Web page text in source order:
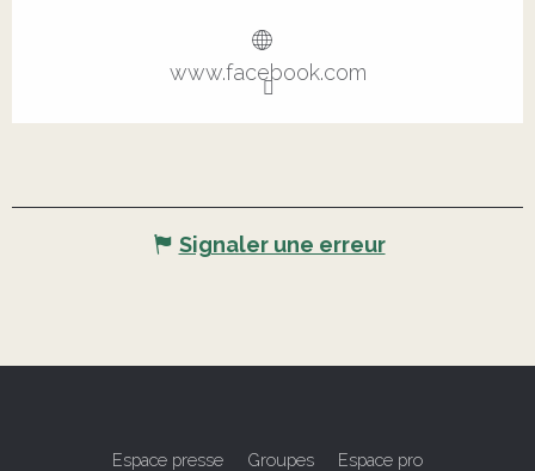
www.facebook.com
Signaler une erreur
Espace presse Groupes Espace pro